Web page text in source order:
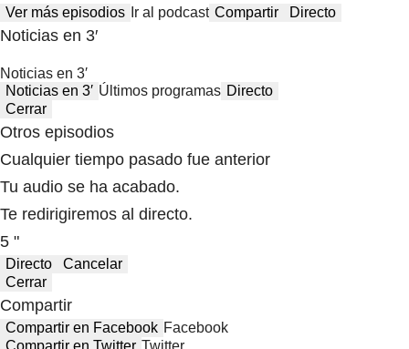
Ver más episodios Ir al podcast Compartir Directo
Noticias en 3′
Noticias en 3′
Noticias en 3′ Últimos programas Directo
Cerrar
Otros episodios
Cualquier tiempo pasado fue anterior
Tu audio se ha acabado.
Te redirigiremos al directo.
5 "
Directo
Cancelar
Cerrar
Compartir
Compartir en Facebook Facebook
Compartir en Twitter Twitter